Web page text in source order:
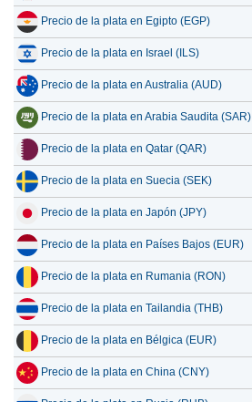
Precio de la plata en Egipto (EGP)
Precio de la plata en Israel (ILS)
Precio de la plata en Australia (AUD)
Precio de la plata en Arabia Saudita (SAR)
Precio de la plata en Qatar (QAR)
Precio de la plata en Suecia (SEK)
Precio de la plata en Japón (JPY)
Precio de la plata en Países Bajos (EUR)
Precio de la plata en Rumania (RON)
Precio de la plata en Tailandia (THB)
Precio de la plata en Bélgica (EUR)
Precio de la plata en China (CNY)